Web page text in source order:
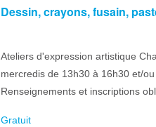
Dessin, crayons, fusain,
Ateliers d'expression artistique
mercredis de 13h30 à 16h30 et/
Renseignements et inscriptions
Gratuit